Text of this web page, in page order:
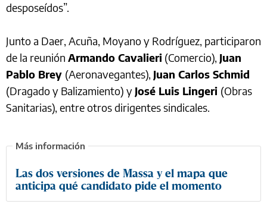
desposeídos”.
Junto a Daer, Acuña, Moyano y Rodríguez, participaron
de la reunión Armando Cavalieri (Comercio), Juan
Pablo Brey (Aeronavegantes), Juan Carlos Schmid
(Dragado y Balizamiento) y José Luis Lingeri (Obras
Sanitarias), entre otros dirigentes sindicales.
Las dos versiones de Massa y el mapa que
anticipa qué candidato pide el momento